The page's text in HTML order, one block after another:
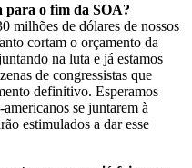
para o fim da SOA?
milhões de dólares de nossos
cortam o orçamento da
na luta e já estamos
de congressistas que
definitivo. Esperamos
se juntarem à
estimulados a dar esse